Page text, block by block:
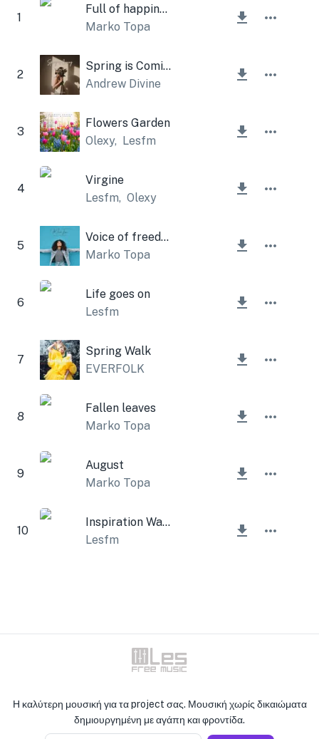
1
Full of happiness
Marko Topa
2
Spring is Coming
Andrew Divine
3
Flowers Garden
Olexy, Lesfm
4
Virgine
Lesfm, Olexy
5
Voice of freedom
Marko Topa
6
Life goes on
Lesfm
7
Spring Walk
EVERFOLK
8
Fallen leaves
Marko Topa
9
August
Marko Topa
10
Inspiration Walk
Lesfm
Η καλύτερη μουσική για τα project σας. Μουσική χωρίς δικαιώματα
δημιουργημένη με αγάπη και φροντίδα.